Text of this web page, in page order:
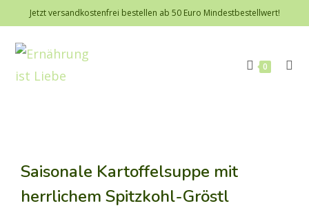
Jetzt versandkostenfrei bestellen ab 50 Euro Mindestbestellwert!
0
Saisonale Kartoffelsuppe mit
herrlichem Spitzkohl-Gröstl